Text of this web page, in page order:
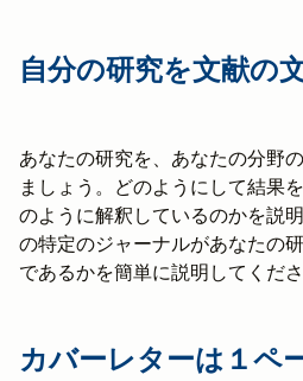
自分の研究を文献の
あなたの研究を、あなたの分野
ましょう。どのようにして結果
のように解釈しているのかを説
の特定のジャーナルがあなたの
であるかを簡単に説明してくださ
カバーレターは１ペ